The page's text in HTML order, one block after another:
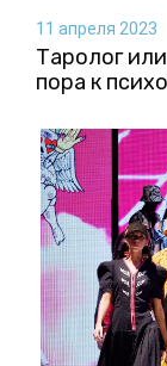
11 апреля 2023
Таролог
пора к